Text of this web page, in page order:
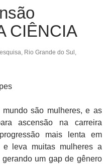
CIÊNCIA
, Rio Grande do Sul ,
são mulheres, e as
ascensão na carreira
mais lenta em
e leva muitas mulheres a
um gap de gênero